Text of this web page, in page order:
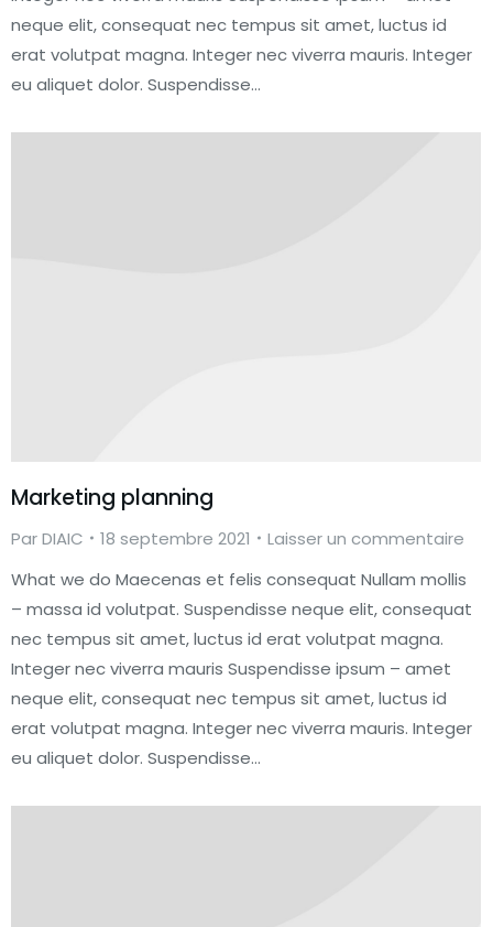
neque elit, consequat nec tempus sit amet, luctus id
erat volutpat magna. Integer nec viverra mauris. Integer
eu aliquet dolor. Suspendisse…
Marketing planning
ParDIAIC 18 septembre 2021
Laisser un commentaire
What we do Maecenas et felis consequat Nullam mollis
– massa id volutpat. Suspendisse neque elit, consequat
nec tempus sit amet, luctus id erat volutpat magna.
Integer nec viverra mauris Suspendisse ipsum – amet
neque elit, consequat nec tempus sit amet, luctus id
erat volutpat magna. Integer nec viverra mauris. Integer
eu aliquet dolor. Suspendisse…